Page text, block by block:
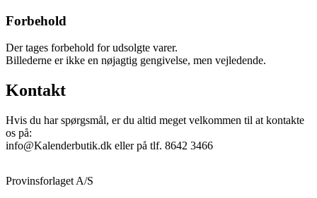
Forbehold
Der tages forbehold for udsolgte varer.
Billederne er ikke en nøjagtig gengivelse, men vejledende.
Kontakt
Hvis du har spørgsmål, er du altid meget velkommen til at kontakte
os på:
info@Kalenderbutik.dk eller på tlf. 8642 3466
Provinsforlaget A/S